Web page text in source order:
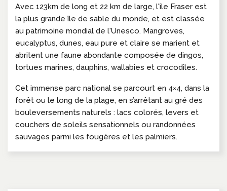
Avec 123km de long et 22 km de large, l'île Fraser est
la plus grande île de sable du monde, et est classée
au patrimoine mondial de l'Unesco. Mangroves,
eucalyptus, dunes, eau pure et claire se marient et
abritent une faune abondante composée de dingos,
tortues marines, dauphins, wallabies et crocodiles.
Cet immense parc national se parcourt en 4×4, dans la
forêt ou le long de la plage, en s’arrêtant au gré des
bouleversements naturels : lacs colorés, levers et
couchers de soleils sensationnels ou randonnées
sauvages parmi les fougères et les palmiers.